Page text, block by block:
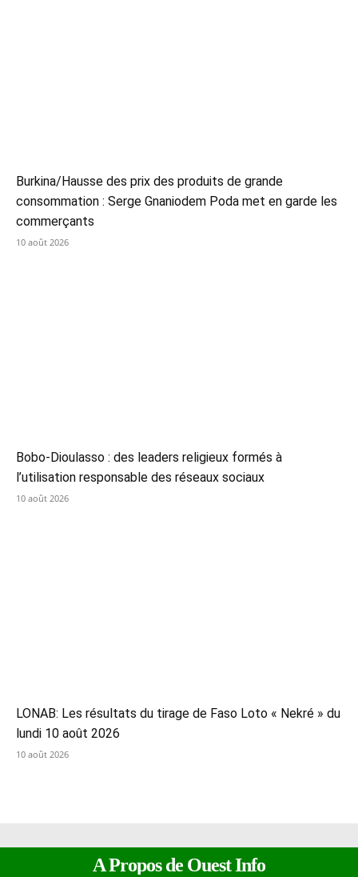
Burkina/Hausse des prix des produits de grande
consommation : Serge Gnaniodem Poda met en garde les
commerçants
10 août 2026
Bobo-Dioulasso : des leaders religieux formés à
l’utilisation responsable des réseaux sociaux
10 août 2026
LONAB: Les résultats du tirage de Faso Loto « Nekré » du
lundi 10 août 2026
10 août 2026
A Propos de Ouest Info